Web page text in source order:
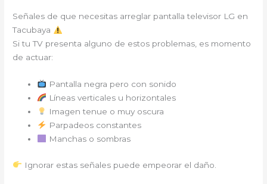
Señales de que necesitas arreglar pantalla televisor LG en
Tacubaya
Si tu TV presenta alguno de estos problemas, es momento
de actuar:
Pantalla negra pero con sonido
Líneas verticales u horizontales
Imagen tenue o muy oscura
Parpadeos constantes
Manchas o sombras
Ignorar estas señales puede empeorar el daño.